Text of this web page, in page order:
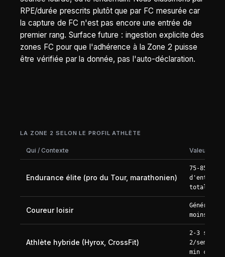
RPE/durée prescrits plutôt que par FC mesurée car
la capture de FC n'est pas encore une entrée de
premier rang. Surface future : ingestion explicite des
zones FC pour que l'adhérence à la Zone 2 puisse
être vérifiée par la donnée, pas l'auto-déclaration.
LA ZONE 2 SELON LE PROFIL ATHLÈTE
Qui / Contexte Valeur
Endurance élite (pro du Tour, marathonien)
75-85 %
total
Coureur loisir
moins de
Athlète hybride (Hyrox, CrossFit)
2-3
2/
min